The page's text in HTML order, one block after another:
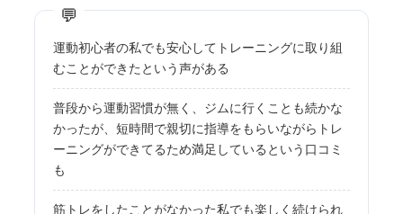
運動初心者の私でも安心してトレーニングに取り組
むことができたという声がある
普段から運動習慣が無く、ジムに行くことも続かな
かったが、短時間で親切に指導をもらいながらトレ
ーニングができてるため満足しているという口コミ
も
筋トレをしたことがなかった私でも楽しく続けられ